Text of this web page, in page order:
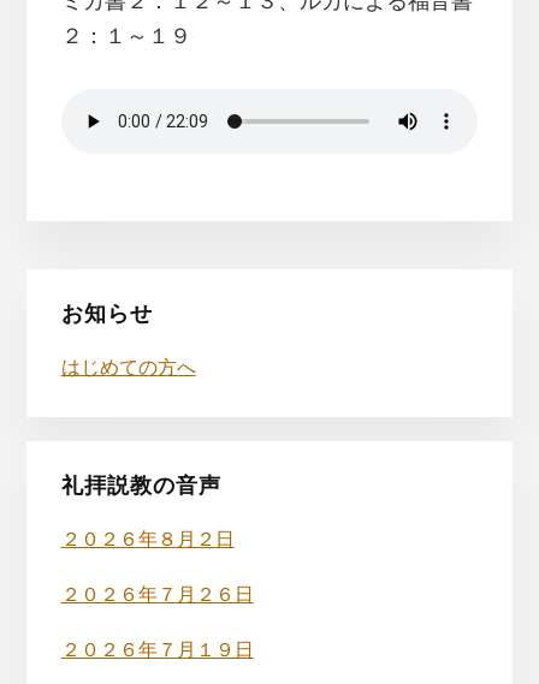
２：１～１９
最
初
の
イ
ド
バ
ー
お知らせ
はじめての方へ
礼拝説教の音声
２０２６年８月２日
２０２６年７月２６日
２０２６年７月１９日